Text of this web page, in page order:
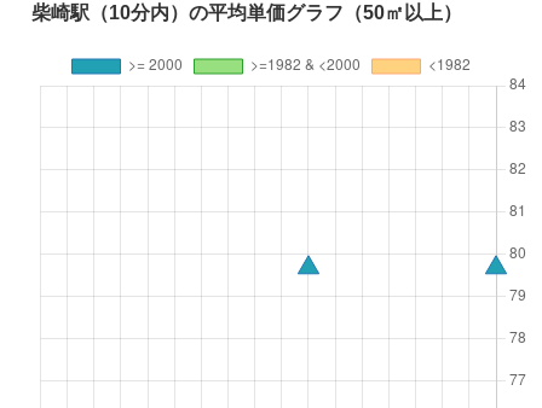
柴崎駅（10分内）の平均単価グラフ（50㎡以上）